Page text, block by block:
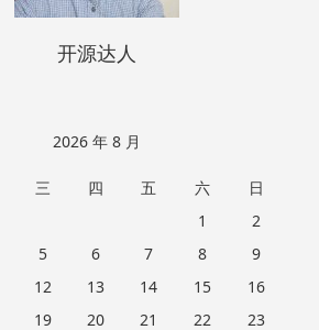
开源达人
2026 年 8 月
三 四 五 六
日
1
2
5 6 7 8
9
12 13 14 15
16
19 20 21 22
23